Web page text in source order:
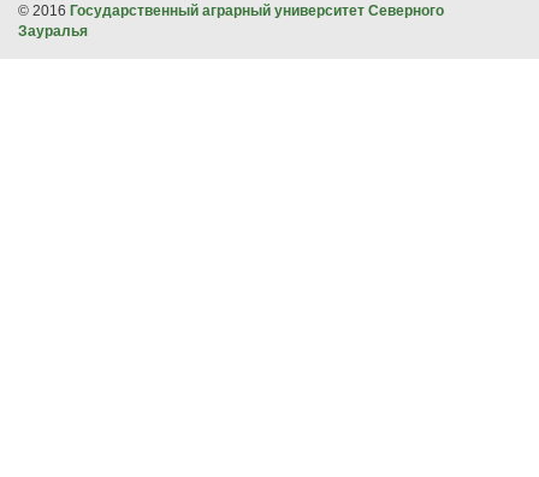
© 2016 Государственный аграрный университет Северного
Зауралья